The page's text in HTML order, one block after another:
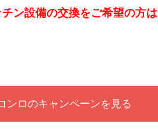
ン設備の交換をご希望の方
ンロのキャンペーンを見る